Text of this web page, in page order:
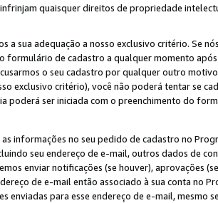
quaisquer direitos de propriedade
a sua adequação a nosso exclusivo critério. Se
formulário de cadastro a qualquer momento
o seu cadastro por qualquer outro
exclusivo critério), você não poderá tentar se
poderá ser iniciada com o preenchimento do
informações no seu pedido de cadastro no
seu endereço de e-mail, outros dados de
enviar notificações (se houver), aprovações
de e-mail então associado à sua conta no
enviadas para esse endereço de e-mail,